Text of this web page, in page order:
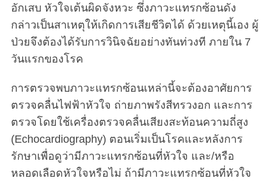
อักเสบ หัวใจเต้นผิดจังหวะ ซึ่งภาวะแทรกซ้อนดัง
กล่าวเป็นสาเหตุให้เกิดการเสียชีวิตได้ ด้วยเหตุนี้เอง ผู้
ป่วยจึงต้องได้รับการวินิจฉัยอย่างทันท่วงที ภายใน 7
วันแรกของโรค
การตรวจพบภาวะแทรกซ้อนเหล่านี้จะต้องอาศัยการ
ตรวจคลื่นไฟฟ้าหัวใจ ถ่ายภาพรังสีทรวงอก และการ
ตรวจโดยใช้เครื่องตรวจคลื่นเสียงสะท้อนความถี่สูง
(Echocardiography) ตอนเริ่มเป็นโรคและหลังการ
รักษาเพื่อดูว่ามีภาวะแทรกซ้อนที่หัวใจ และ/หรือ
หลอดเลือดหัวใจหรือไม่ ถ้ามีภาวะแทรกซ้อนที่หัวใจ